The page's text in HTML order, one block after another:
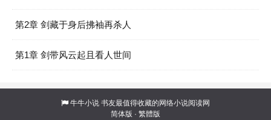
第2章 剑藏于身后拂袖再杀人
第1章 剑带风云起且看人世间
牛牛小说 书友最值得收藏的网络小说阅读网
简体版 · 繁體版